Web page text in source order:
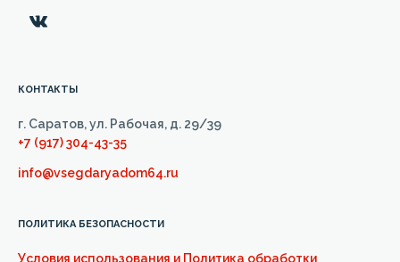
КОНТАКТЫ
г. Саратов, ул. Рабочая, д. 29/39
+7 (917) 304-43-35
info@vsegdaryadom64.ru
ПОЛИТИКА БЕЗОПАСНОСТИ
Условия использования и Политика обработки